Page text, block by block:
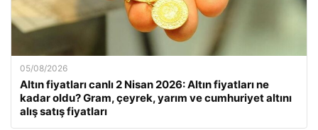
05/08/2026
Altın fiyatları canlı 2 Nisan 2026: Altın fiyatları ne
kadar oldu? Gram, çeyrek, yarım ve cumhuriyet altını
alış satış fiyatları